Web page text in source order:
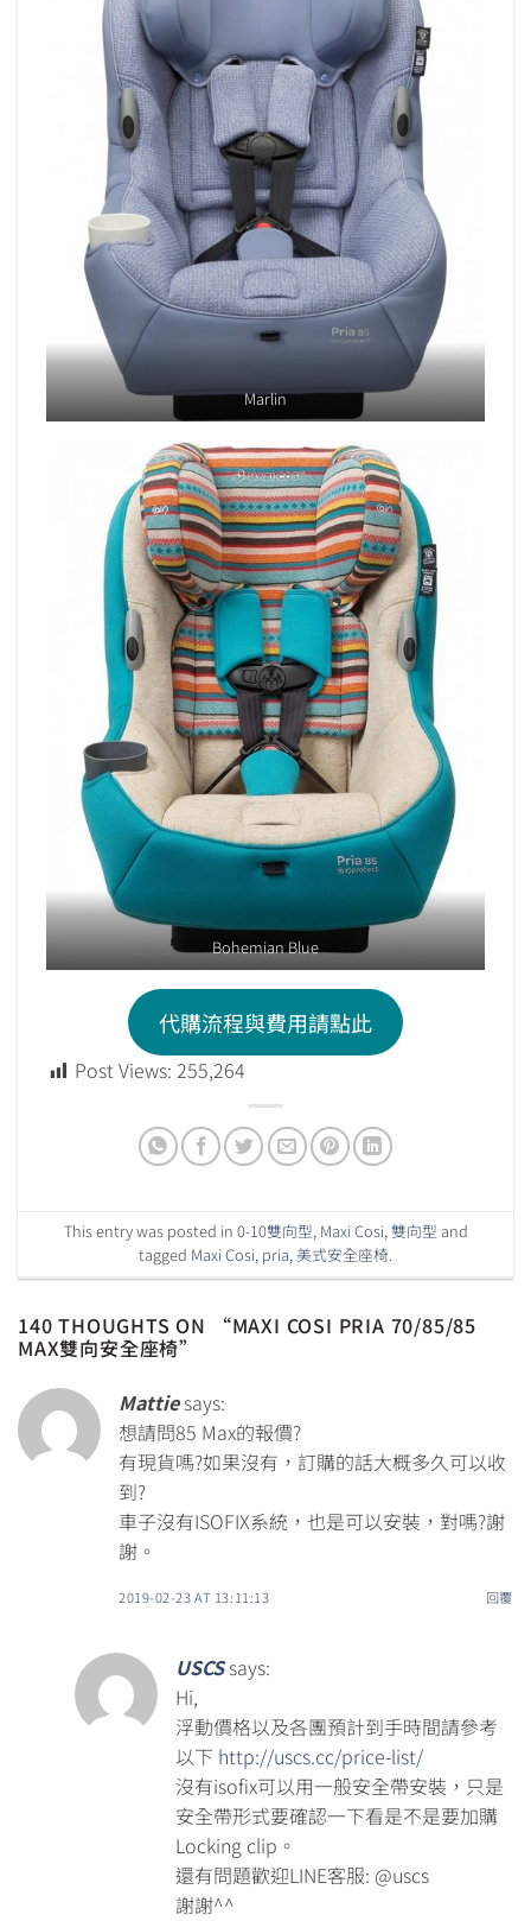
Marlin
Bohemian Blue
代購流程與費用請點此
Post Views: 255,264
This entry was posted in 0-10雙向型, Maxi Cosi,雙向型 and
tagged Maxi Cosi, pria,美式安全座椅.
140 THOUGHTS ON “MAXI COSI PRIA 70/85/85
MAX雙向安全座椅”
Mattie says:
想請問85 Max的報價?
有現貨嗎?如果沒有，訂購的話大概多久可以收
到?
車子沒有ISOFIX系統，也是可以安裝，對嗎?謝
謝。
2019-02-23 AT 13:11:13 回覆
USCS says:
Hi,
浮動價格以及各團預計到手時間請參考
以下 http://uscs.cc/price-list/
沒有isofix可以用一般安全帶安裝，只是
安全帶形式要確認一下看是不是要加購
Locking clip。
還有問題歡迎LINE客服: @uscs
謝謝^^